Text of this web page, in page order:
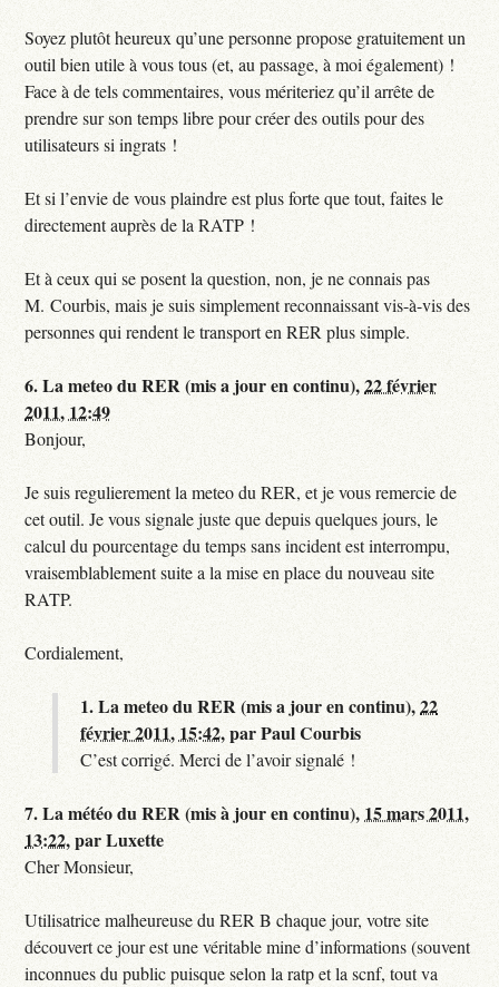
Soyez plutôt heureux qu’une personne propose gratuitement un
outil bien utile à vous tous (et, au passage, à moi également) !
Face à de tels commentaires, vous mériteriez qu’il arrête de
prendre sur son temps libre pour créer des outils pour des
utilisateurs si ingrats !
Et si l’envie de vous plaindre est plus forte que tout, faites le
directement auprès de la RATP !
Et à ceux qui se posent la question, non, je ne connais pas
M. Courbis, mais je suis simplement reconnaissant vis-à-vis des
personnes qui rendent le transport en RER plus simple.
6.La meteo du RER (mis a jour en continu),22 février
2011, 12:49
Bonjour,
Je suis regulierement la meteo du RER, et je vous remercie de
cet outil. Je vous signale juste que depuis quelques jours, le
calcul du pourcentage du temps sans incident est interrompu,
vraisemblablement suite a la mise en place du nouveau site
RATP.
Cordialement,
1.La meteo du RER (mis a jour en continu),22
février 2011, 15:42,parPaul Courbis
C’est corrigé. Merci de l’avoir signalé !
7.La météo du RER (mis à jour en continu), 15 mars 2011,
13:22,parLuxette
Cher Monsieur,
Utilisatrice malheureuse du RER B chaque jour, votre site
découvert ce jour est une véritable mine d’informations (souvent
inconnues du public puisque selon la ratp et la scnf, tout va